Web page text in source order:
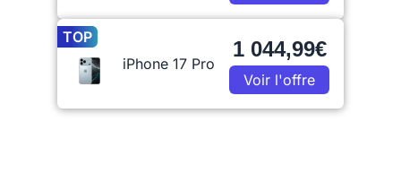
TOP
iPhone 17 Pro
1 044,99€
Voir l'offre